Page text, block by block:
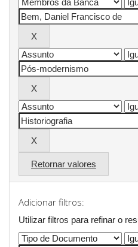
Retornar valores
Adicionar filtros:
Utilizar filtros para refinar o